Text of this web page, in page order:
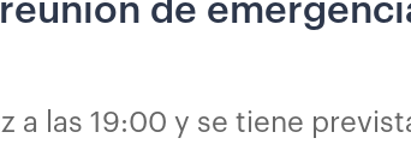
de
a las 19:00 y se tiene